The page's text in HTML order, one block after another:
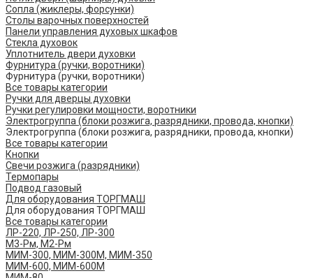
Сопла (жиклеры, форсунки)
Столы варочных поверхностей
Панели управления духовых шкафов
Стекла духовок
Уплотнитель двери духовки
Фурнитура (ручки, воротники)
Фурнитура (ручки, воротники)
Все товары категории
Ручки для дверцы духовки
Ручки регулировки мощности, воротники
Электрогруппа (блоки розжига, разрядники, провода, кнопки)
Электрогруппа (блоки розжига, разрядники, провода, кнопки)
Все товары категории
Кнопки
Свечи розжига (разрядники)
Термопары
Подвод газовый
Для оборудования ТОРГМАШ
Для оборудования ТОРГМАШ
Все товары категории
ЛР-220, ЛР-250, ЛР-300
М3-Рм, М2-Рм
МИМ-300, МИМ-300М, МИМ-350
МИМ-600, МИМ-600М